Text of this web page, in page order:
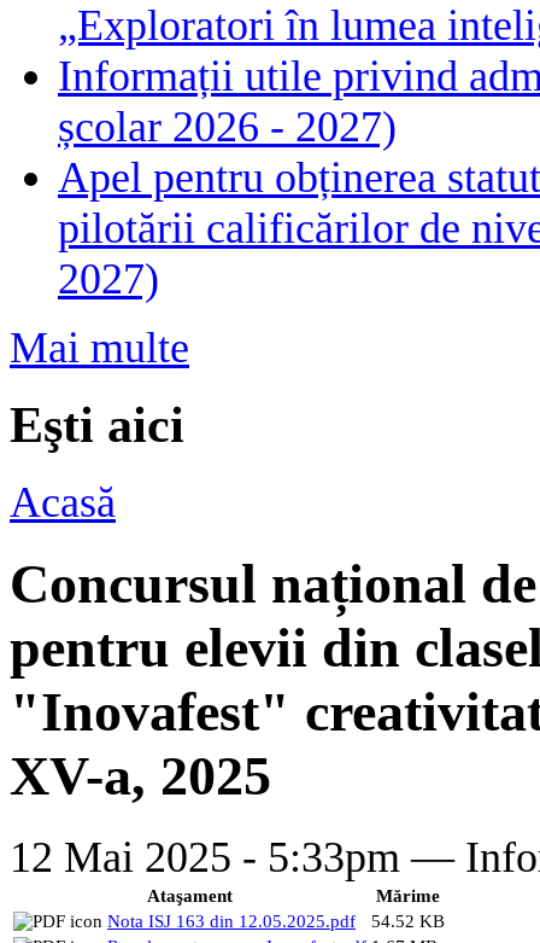
„Exploratori în lumea
Informații utile privind
școlar 2026 - 2027)
Apel pentru obținerea
pilotării calificărilor de
2027)
Mai multe
Eşti aici
Acasă
Concursul național
pentru elevii din
"Inovafest"
XV-a, 2025
12 Mai 2025 - 5:33pm —
Ataşament
Mărime
Nota ISJ 163 din 12.05.2025.pdf
54.52 KB